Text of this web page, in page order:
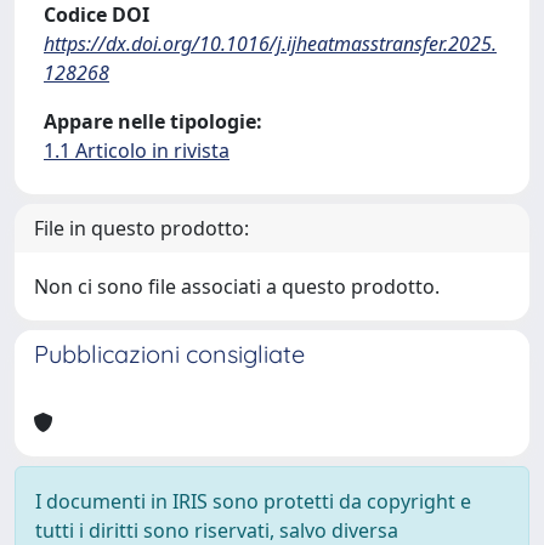
Codice DOI
https://dx.doi.org/10.1016/j.ijheatmasstransfer.2025.
128268
Appare nelle tipologie:
1.1 Articolo in rivista
File in questo prodotto:
Non ci sono file associati a questo prodotto.
Pubblicazioni consigliate
I documenti in IRIS sono protetti da copyright e
tutti i diritti sono riservati, salvo diversa